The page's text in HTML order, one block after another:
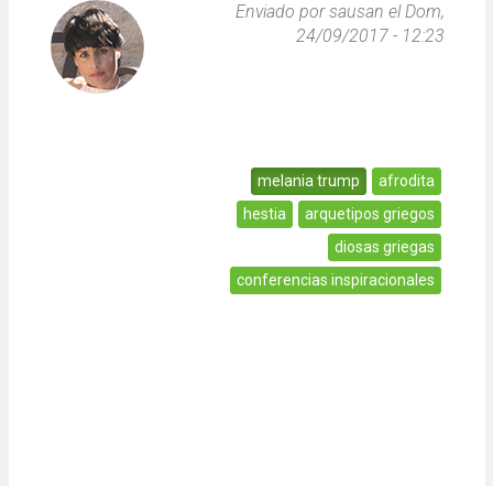
Enviado porsausan el Dom,
24/09/2017 - 12:23
melania trump
afrodita
hestia
arquetipos griegos
diosas griegas
conferencias inspiracionales